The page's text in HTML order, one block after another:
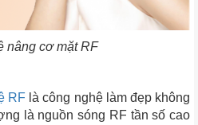
nâng cơ mặt RF
RF là công nghệ làm đẹp không
là nguồn sóng RF tần số cao